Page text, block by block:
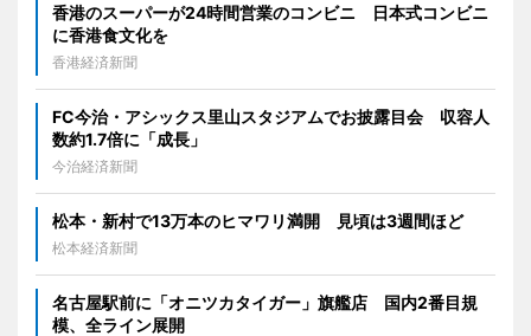
香港のスーパーが24時間営業のコンビニ 日本式コンビニ
に香港食文化を
香港経済新聞
FC今治・アシックス里山スタジアムでお披露目会 収容人
数約1.7倍に「成長」
今治経済新聞
松本・新村で13万本のヒマワリ満開 見頃は3週間ほど
松本経済新聞
名古屋駅前に「オニツカタイガー」旗艦店 国内2番目規
模、全ライン展開